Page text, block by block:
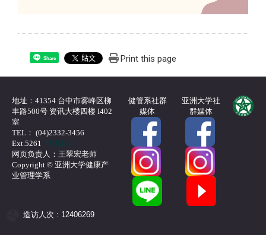
Share Print this page
地址：41354 台中市雾峰区柳
丰路500号 资讯大楼四楼 I402
室
TEL： (04)2332-3456
Ext.5261联络我们
网页负责人：王翠宏老师
Copyright © 亚洲大学健康产
业管理学系
健管系社群
媒体
亚洲大学社
群媒体
造访人次 : 12406269